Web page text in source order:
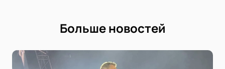
Больше новостей